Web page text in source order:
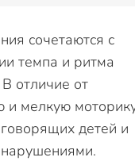
сочетаются с
темпа и ритма
отличие от
и мелкую
детей и